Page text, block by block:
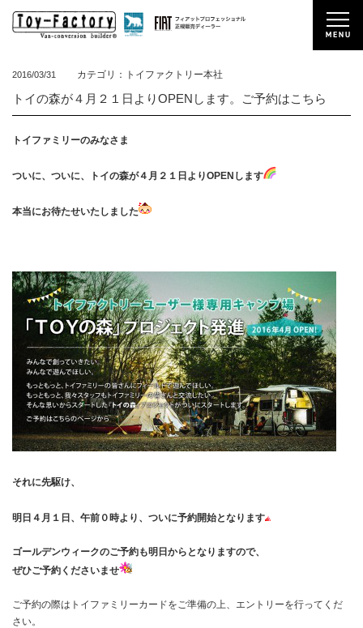
2016/03/31 カテゴリ：トイファクトリー本社
トイの森が４月２１日よりOPENします。ご予約はこちら
トイファミリーのみなさま
ついに、ついに、トイの森が４月２１日よりOPENします
本当にお待たせいたしました
それに先駆け、
明日４月１日、午前０時より、ついに予約開始となります
ゴールデンウィークのご予約も明日からとなりますので、
ぜひご予約くださいませ
ご予約の際はトイファミリーカードをご準備の上、エントリーを行ってくだ
さい。